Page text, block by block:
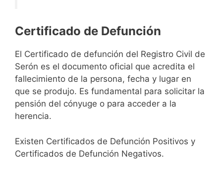
Certificado de Defunción
El Certificado de defunción del Registro Civil de
Serón es el documento oficial que acredita el
fallecimiento de la persona, fecha y lugar en
que se produjo. Es fundamental para solicitar la
pensión del cónyuge o para acceder a la
herencia.
Existen Certificados de Defunción Positivos y
Certificados de Defunción Negativos.